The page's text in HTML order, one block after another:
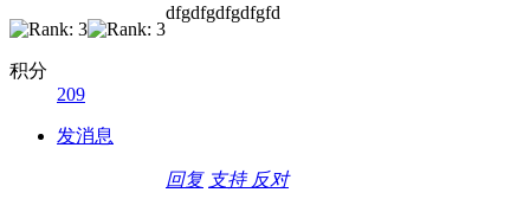
积分
209
发消息
dfgdfgdfgdfgfd
回复 支持 反对